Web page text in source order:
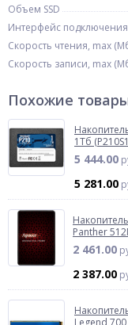
Объем SSD
Интерфейс подключения
Скорость чтения, max
Скорость записи, max
Похожие
1Тб
5 444.00
5 281.00
Накопитель
Panther
2 461.00
2 387.00
Legend